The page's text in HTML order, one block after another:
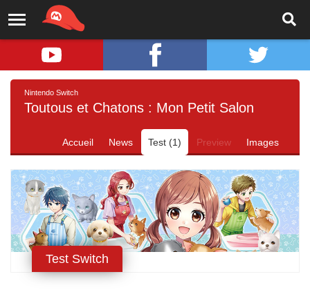
Nintendo Switch
Toutous et Chatons : Mon Petit Salon
Accueil News Test (1) Preview Images
Test Switch